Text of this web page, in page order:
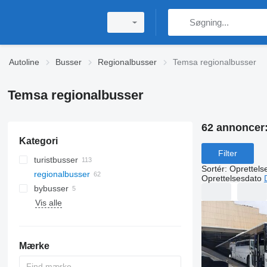
Autoline Busser Regionalbusser Temsa regionalbusser
Temsa regionalbusser
Kategori
turistbusser
regionalbusser
bybusser
Vis alle
Mærke
62 annoncer:
Filter
Sortér:
Oprettelsesdato